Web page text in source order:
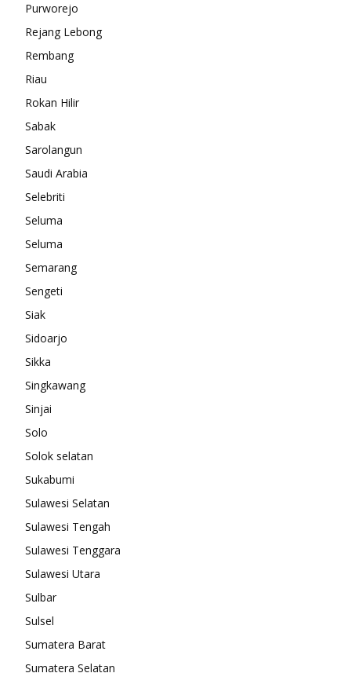
Purworejo
Rejang Lebong
Rembang
Riau
Rokan Hilir
Sabak
Sarolangun
Saudi Arabia
Selebriti
Seluma
Seluma
Semarang
Sengeti
Siak
Sidoarjo
Sikka
Singkawang
Sinjai
Solo
Solok selatan
Sukabumi
Sulawesi Selatan
Sulawesi Tengah
Sulawesi Tenggara
Sulawesi Utara
Sulbar
Sulsel
Sumatera Barat
Sumatera Selatan